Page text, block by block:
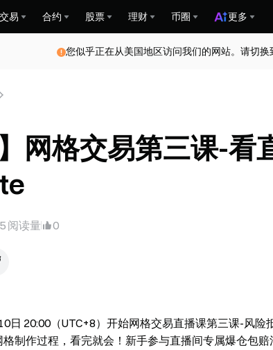
交易 合约 股票 理财 币圈 更多
您似乎正在从美国地区访问我们的网站。请切换
网格交易第三课-看
阅读量 0
日 20:00（UTC+8）开始网格交易直播课第三课-风险
制作过程，看完就会！新手参与直播间专属爆仓包